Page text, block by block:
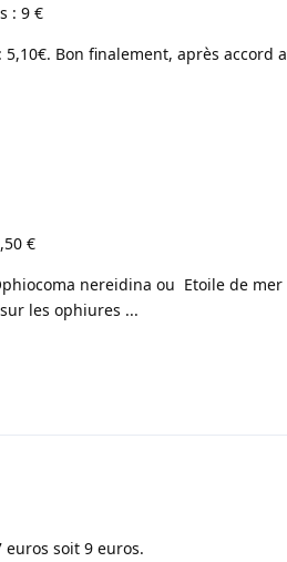
: 9 €
Bon finalement, après accord
€
nereidina ou Etoile de mer
les ophiures ...
soit 9 euros.